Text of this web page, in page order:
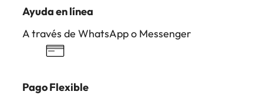
Ayuda en línea
A través de WhatsApp o Messenger
Pago Flexible